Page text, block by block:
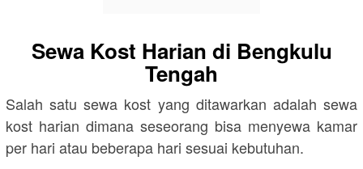
Sewa Kost Harian di Bengkulu
Tengah
Salah satu sewa kost yang ditawarkan adalah sewa
kost harian dimana seseorang bisa menyewa kamar
per hari atau beberapa hari sesuai kebutuhan.